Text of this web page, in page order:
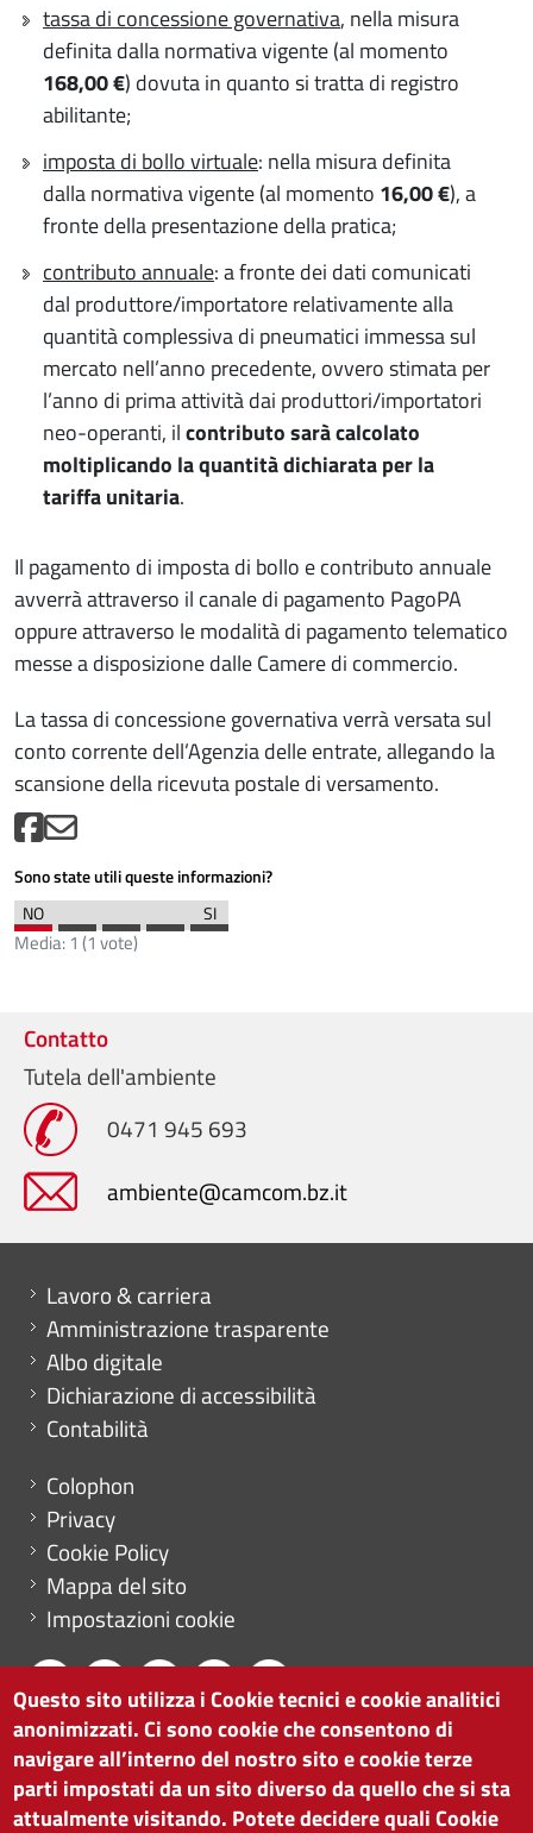
tassa di concessione governativa, nella misura
definita dalla normativa vigente (al momento
168,00 €) dovuta in quanto si tratta di registro
abilitante;
imposta di bollo virtuale: nella misura definita
dalla normativa vigente (al momento 16,00 €), a
fronte della presentazione della pratica;
contributo annuale: a fronte dei dati comunicati
dal produttore/importatore relativamente alla
quantità complessiva di pneumatici immessa sul
mercato nell’anno precedente, ovvero stimata per
l’anno di prima attività dai produttori/importatori
neo-operanti, ilcontributo sarà calcolato
moltiplicando la quantità dichiarata per la
tariffa unitaria.
Il pagamento di imposta di bollo e contributo annuale
avverrà attraverso il canale di pagamento PagoPA
oppure attraverso le modalità di pagamento telematico
messe a disposizione dalle Camere di commercio.
La tassa di concessione governativa verrà versata sul
conto corrente dell’Agenzia delle entrate, allegando la
scansione della ricevuta postale di versamento.
Sono state utili queste informazioni?
Media:1 (1 vote)
Contatto
Tutela dell'ambiente
0471 945 693
ambiente@camcom.bz.it
Mini menu di servizio
Lavoro & carriera
Amministrazione trasparente
Albo digitale
Dichiarazione di accessibilità
Contabilità
Menu footer
Colophon
Privacy
Cookie Policy
Mappa del sito
Impostazioni cookie
CAMERA DI COMMERCIO DI BOLZANO
via Alto Adige 60 | I-39100 Bolzano
tel. 0471 945 511 |info@camcom.bz.it
Questo sito utilizza i Cookie tecnici e cookie analitici
anonimizzati. Ci sono cookie che consentono di
navigare all’interno del nostro sito e cookie terze
parti impostati da un sito diverso da quello che si sta
attualmente visitando. Potete decidere quali Cookie